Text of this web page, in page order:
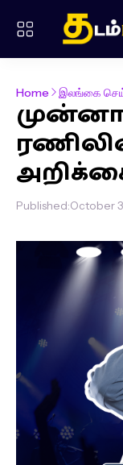
Home இலங்கை
Published:October